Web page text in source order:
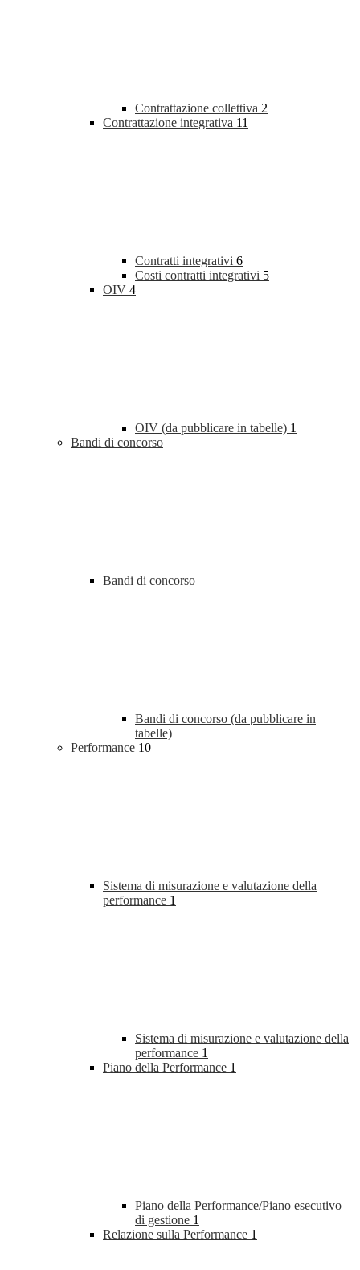
Contrattazione collettiva 2
Contrattazione integrativa 11
Contratti integrativi 6
Costi contratti integrativi 5
OIV 4
OIV (da pubblicare in tabelle) 1
Bandi di concorso
Bandi di concorso
Bandi di concorso (da pubblicare in
tabelle)
Performance 10
Sistema di misurazione e valutazione della
performance 1
Sistema di misurazione e valutazione della
performance 1
Piano della Performance 1
Piano della Performance/Piano esecutivo
di gestione 1
Relazione sulla Performance 1